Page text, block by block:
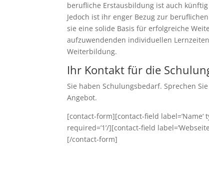
berufliche Erstausbildung ist auch
Jedoch ist ihr enger Bezug zur
sie eine solide Basis für erfolgreiche
aufzuwendenden individuellen
Weiterbildung.
Ihr Kontakt für die
Sie haben Schulungsbedarf. Sprechen
Angebot.
[contact-form][contact-field label=’Name‘
required=’1’/][contact-field
[/contact-form]